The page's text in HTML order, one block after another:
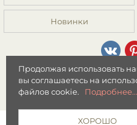
Новинки
8 (499) 392-01-
Интернет-
Публичная оферта|
Продолжая использовать
вы соглашаетесь на
файлов cookie.
Подробнее...
ХОРОШО